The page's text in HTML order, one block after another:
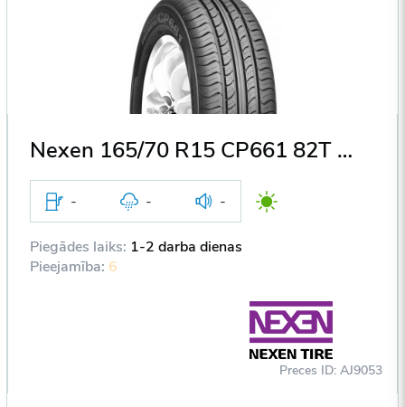
Nexen 165/70 R15 CP661 82T DOT2013
- - -
Piegādes laiks: 1-2 darba dienas
Pieejamība: 6
Preces ID: AJ9053